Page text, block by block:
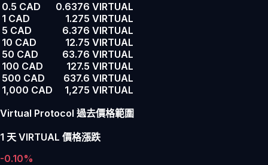
0.5 CAD
0.6376 VIRTUAL
1 CAD
1.275 VIRTUAL
5 CAD
6.376 VIRTUAL
10 CAD
12.75 VIRTUAL
50 CAD
63.76 VIRTUAL
100 CAD
127.5 VIRTUAL
500 CAD
637.6 VIRTUAL
1,000 CAD
1,275 VIRTUAL
Virtual Protocol 過去價格範圍
1 天 VIRTUAL 價格漲跌
-0.10%